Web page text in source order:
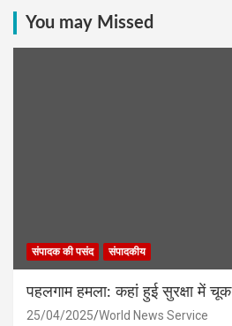
You may Missed
संपादक की पसंद संपादकीय
पहलगाम हमला: कहां हुई सुरक्षा में चूक
25/04/2025 World News Service